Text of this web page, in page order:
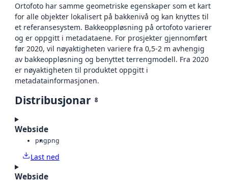
Ortofoto har samme geometriske egenskaper som et kart
for alle objekter lokalisert på bakkenivå og kan knyttes til
et referansesystem. Bakkeoppløsning på ortofoto varierer
og er oppgitt i metadataene. For prosjekter gjennomført
før 2020, vil nøyaktigheten variere fra 0,5-2 m avhengig
av bakkeoppløsning og benyttet terrengmodell. Fra 2020
er nøyaktigheten til produktet oppgitt i
metadatainformasjonen.
Distribusjonar 8
Webside
pngpng
Last ned
Webside